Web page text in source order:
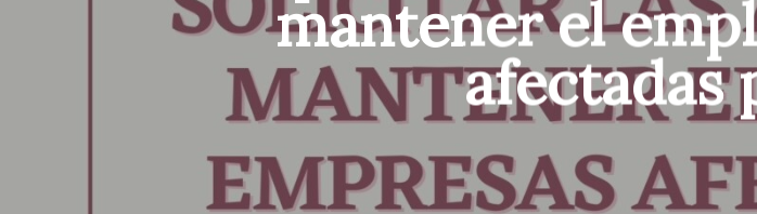
mantener el
afectadas